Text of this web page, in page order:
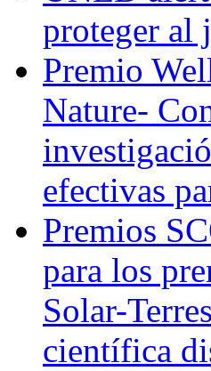
proteger al
Premio
Nature-
efectivas
Premios
para los
Solar-
científica